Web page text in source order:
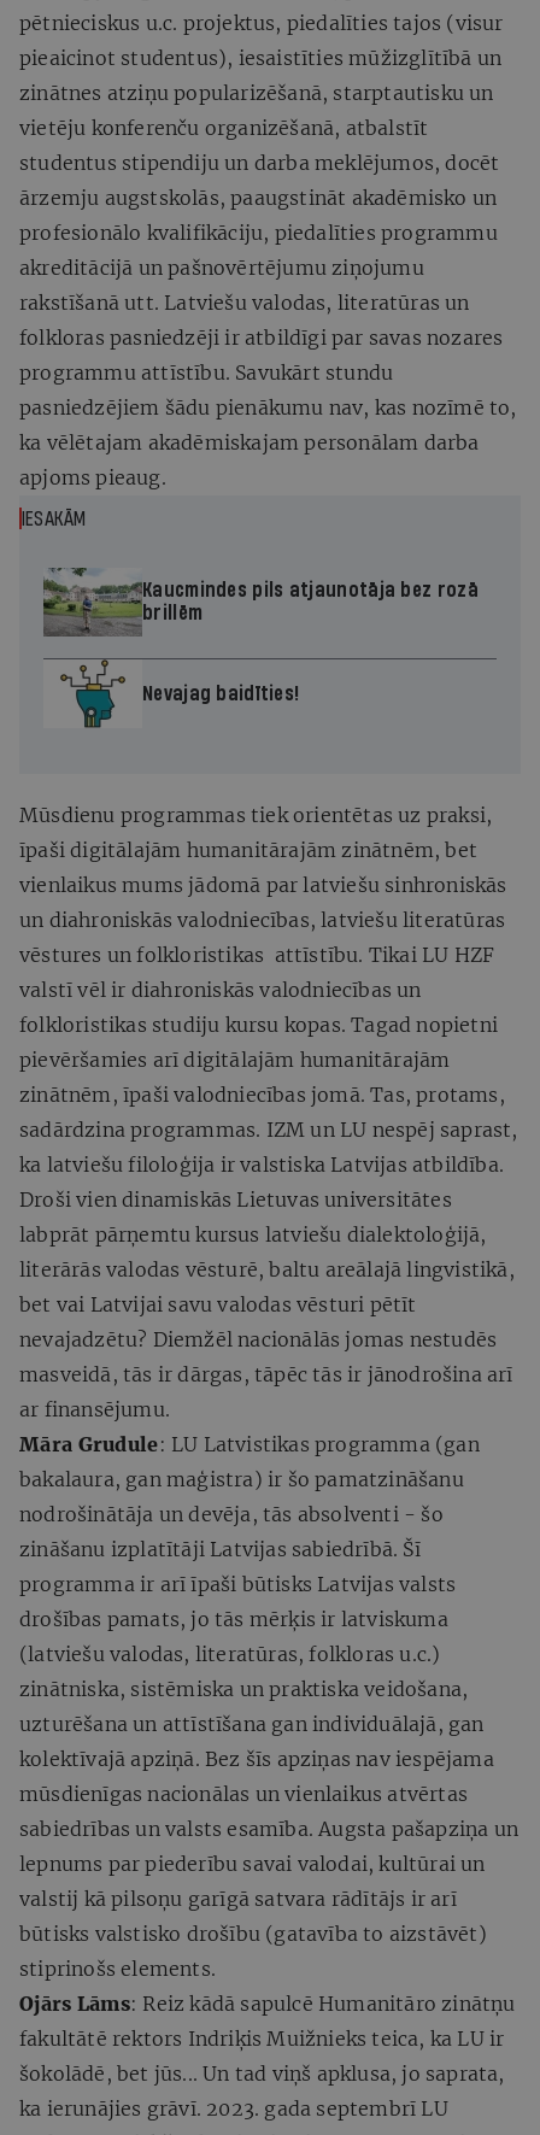
pētnieciskus u.c. projektus, piedalīties tajos (visur
pieaicinot studentus), iesaistīties mūžizglītībā un
zinātnes atziņu popularizēšanā, starptautisku un
vietēju konferenču organizēšanā, atbalstīt
studentus stipendiju un darba meklējumos, docēt
ārzemju augstskolās, paaugstināt akadēmisko un
profesionālo kvalifikāciju, piedalīties programmu
akreditācijā un pašnovērtējumu ziņojumu
rakstīšanā utt. Latviešu valodas, literatūras un
folkloras pasniedzēji ir atbildīgi par savas nozares
programmu attīstību. Savukārt stundu
pasniedzējiem šādu pienākumu nav, kas nozīmē to,
ka vēlētajam akadēmiskajam personālam darba
apjoms pieaug.
IESAKĀM
Kaucmindes pils atjaunotāja bez rozā
brillēm
Nevajag baidīties!
Mūsdienu programmas tiek orientētas uz praksi,
īpaši digitālajām humanitārajām zinātnēm, bet
vienlaikus mums jādomā par latviešu sinhroniskās
un diahroniskās valodniecības, latviešu literatūras
vēstures un folkloristikas attīstību. Tikai LU HZF
valstī vēl ir diahroniskās valodniecības un
folkloristikas studiju kursu kopas. Tagad nopietni
pievēršamies arī digitālajām humanitārajām
zinātnēm, īpaši valodniecības jomā. Tas, protams,
sadārdzina programmas. IZM un LU nespēj saprast,
ka latviešu filoloģija ir valstiska Latvijas atbildība.
Droši vien dinamiskās Lietuvas universitātes
labprāt pārņemtu kursus latviešu dialektoloģijā,
literārās valodas vēsturē, baltu areālajā lingvistikā,
bet vai Latvijai savu valodas vēsturi pētīt
nevajadzētu? Diemžēl nacionālās jomas nestudēs
masveidā, tās ir dārgas, tāpēc tās ir jānodrošina arī
ar finansējumu.
Māra Grudule: LU Latvistikas programma (gan
bakalaura, gan maģistra) ir šo pamatzināšanu
nodrošinātāja un devēja, tās absolventi - šo
zināšanu izplatītāji Latvijas sabiedrībā. Šī
programma ir arī īpaši būtisks Latvijas valsts
drošības pamats, jo tās mērķis ir latviskuma
(latviešu valodas, literatūras, folkloras u.c.)
zinātniska, sistēmiska un praktiska veidošana,
uzturēšana un attīstīšana gan individuālajā, gan
kolektīvajā apziņā. Bez šīs apziņas nav iespējama
mūsdienīgas nacionālas un vienlaikus atvērtas
sabiedrības un valsts esamība. Augsta pašapziņa un
lepnums par piederību savai valodai, kultūrai un
valstij kā pilsoņu garīgā satvara rādītājs ir arī
būtisks valstisko drošību (gatavība to aizstāvēt)
stiprinošs elements.
Ojārs Lāms: Reiz kādā sapulcē Humanitāro zinātņu
fakultātē rektors Indriķis Muižnieks teica, ka LU ir
šokolādē, bet jūs... Un tad viņš apklusa, jo saprata,
ka ierunājies grāvī. 2023. gada septembrī LU